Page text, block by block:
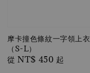
摩卡撞色條紋一字領上衣
（S-L）
Regular
從NT$ 450 起